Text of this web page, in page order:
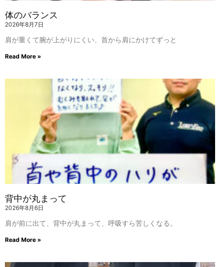
体のバランス
2026年8月7日
肩が重くて腕が上がりにくい、首から肩にかけてずっと
Read More »
背中が丸まって
2026年8月6日
肩が前に出て、背中が丸まって、呼吸すら苦しくなる。
Read More »